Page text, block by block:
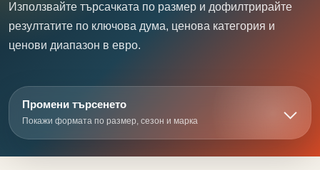
Използвайте търсачката по размер и дофилтрирайте
резултатите по ключова дума, ценова категория и
ценови диапазон в евро.
Промени търсенето
Покажи формата по размер, сезон и марка